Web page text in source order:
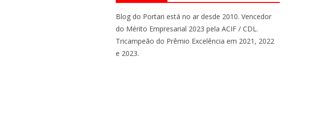
Blog do Portari está no ar desde 2010. Vencedor
do Mérito Empresarial 2023 pela ACIF / CDL.
Tricampeão do Prêmio Excelência em 2021, 2022
e 2023.